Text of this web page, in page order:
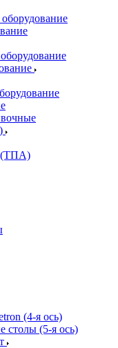
(ТПА)
(4-я ось)
столы (5-я ось)